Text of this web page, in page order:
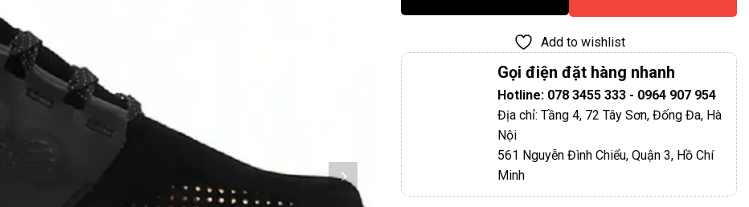
Add to wishlist
Gọi điện đặt hàng nhanh
Hotline: 078 3455 333 - 0964 907 954
Địa chỉ: Tầng 4, 72 Tây Sơn, Đống Đa, Hà
Nội
561 Nguyễn Đình Chiểu, Quận 3, Hồ Chí
Minh